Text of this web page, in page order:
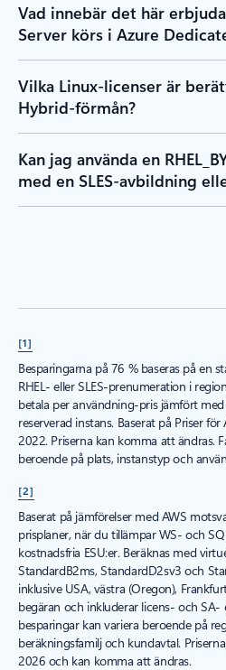
Vad innebär det här
Server körs i Azure
Vilka Linux-licenser är
Hybrid-förmån?
Kan jag använda en
med en SLES-avbildning
[1]
Besparingarna på 76 % baseras på en
RHEL- eller SLES-prenumeration i
betala per användning-pris jämfört
reserverad instans. Baserat på Priser
2022. Priserna kan komma att ändras.
beroende på plats, instanstyp och
[2]
Baserat på jämförelser med AWS
prisplaner, när du tillämpar WS- och
kostnadsfria ESU:er. Beräknas med
StandardB2ms, StandardD2sv3 och
inklusive USA, västra (Oregon),
begäran och inkluderar licens- och SA-
besparingar kan variera beroende på
beräkningsfamilj och kundavtal.
2026 och kan komma att ändras.